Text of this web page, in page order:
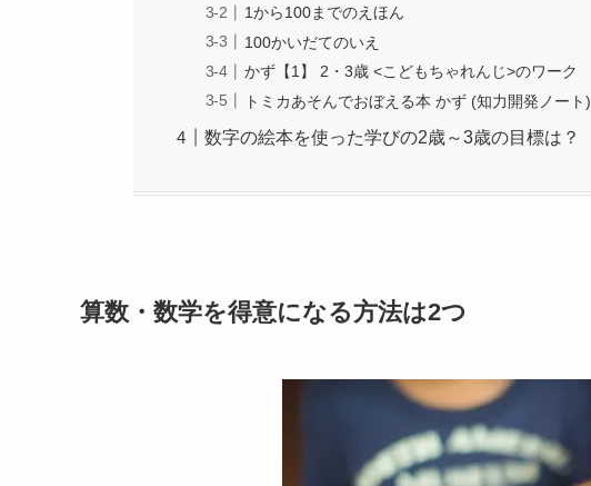
1から100までのえほん
100かいだてのいえ
かず【1】 2・3歳 <こどもちゃれんじ>のワーク
トミカあそんでおぼえる本 かず (知力開発ノート)
数字の絵本を使った学びの2歳～3歳の目標は？
算数・数学を得意になる方法は2つ